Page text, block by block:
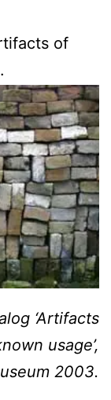
of
‘Artifacts
usage’,
2003.